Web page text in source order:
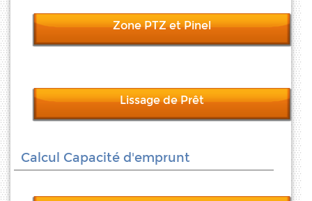
Zone PTZ et Pinel
Lissage de Prêt
Calcul Capacité d'emprunt